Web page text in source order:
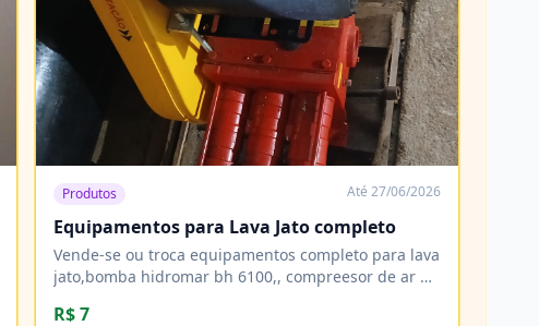
Produtos Até 27/06/2026
Equipamentos para Lava Jato completo
Vende-se ou troca equipamentos completo para lava
jato,bomba hidromar bh 6100,, compreesor de ar 10
de 200 litros e mais de 20 metros de mangueiras
R$ 7